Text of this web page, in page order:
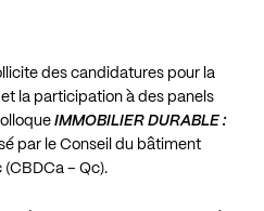
des candidatures pour la
la participation à des panels
IMMOBILIER DURABLE :
par le Conseil du bâtiment
– Qc).